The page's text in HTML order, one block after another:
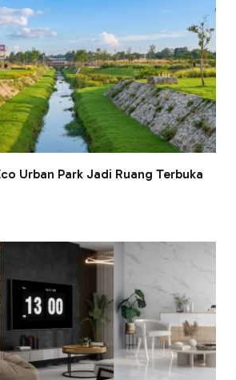
Urban Park Jadi Ruang Terbuka